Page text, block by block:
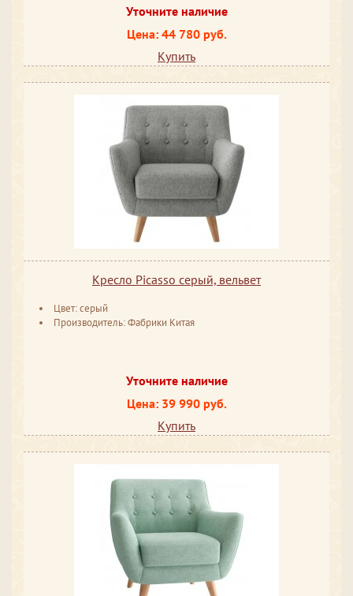
Уточните наличие
Цена: 44 780 руб.
Купить
Кресло Picasso серый, вельвет
Цвет: серый
Производитель: Фабрики Китая
Уточните наличие
Цена: 39 990 руб.
Купить